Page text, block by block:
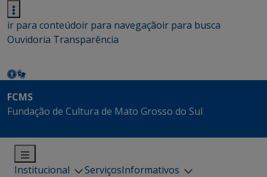
ir para conteúdoir para navegaçãoir para busca
Ouvidoria Transparência
FCMS
Fundação de Cultura de Mato Grosso do Sul
Institucional ServiçosInformativos